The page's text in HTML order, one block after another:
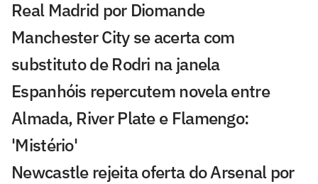
Real Madrid por Diomande
Manchester City se acerta com
substituto de Rodri na janela
Espanhóis repercutem novela entre
Almada, River Plate e Flamengo:
'Mistério'
Newcastle rejeita oferta do Arsenal por